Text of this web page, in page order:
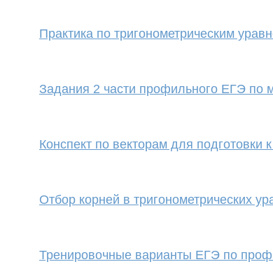
Практика по тригонометрическим
Задания 2 части профильного ЕГЭ по
Конспект по векторам для подготовки
Отбор корней в тригонометрических
Тренировочные варианты ЕГЭ по